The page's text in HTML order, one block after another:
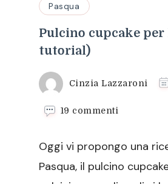
Pasqua
Pulcino cupcake per
tutorial)
Cinzia Lazzaroni
19 commenti
per
(foto
Oggi vi propongo una
Pasqua, il pulcino